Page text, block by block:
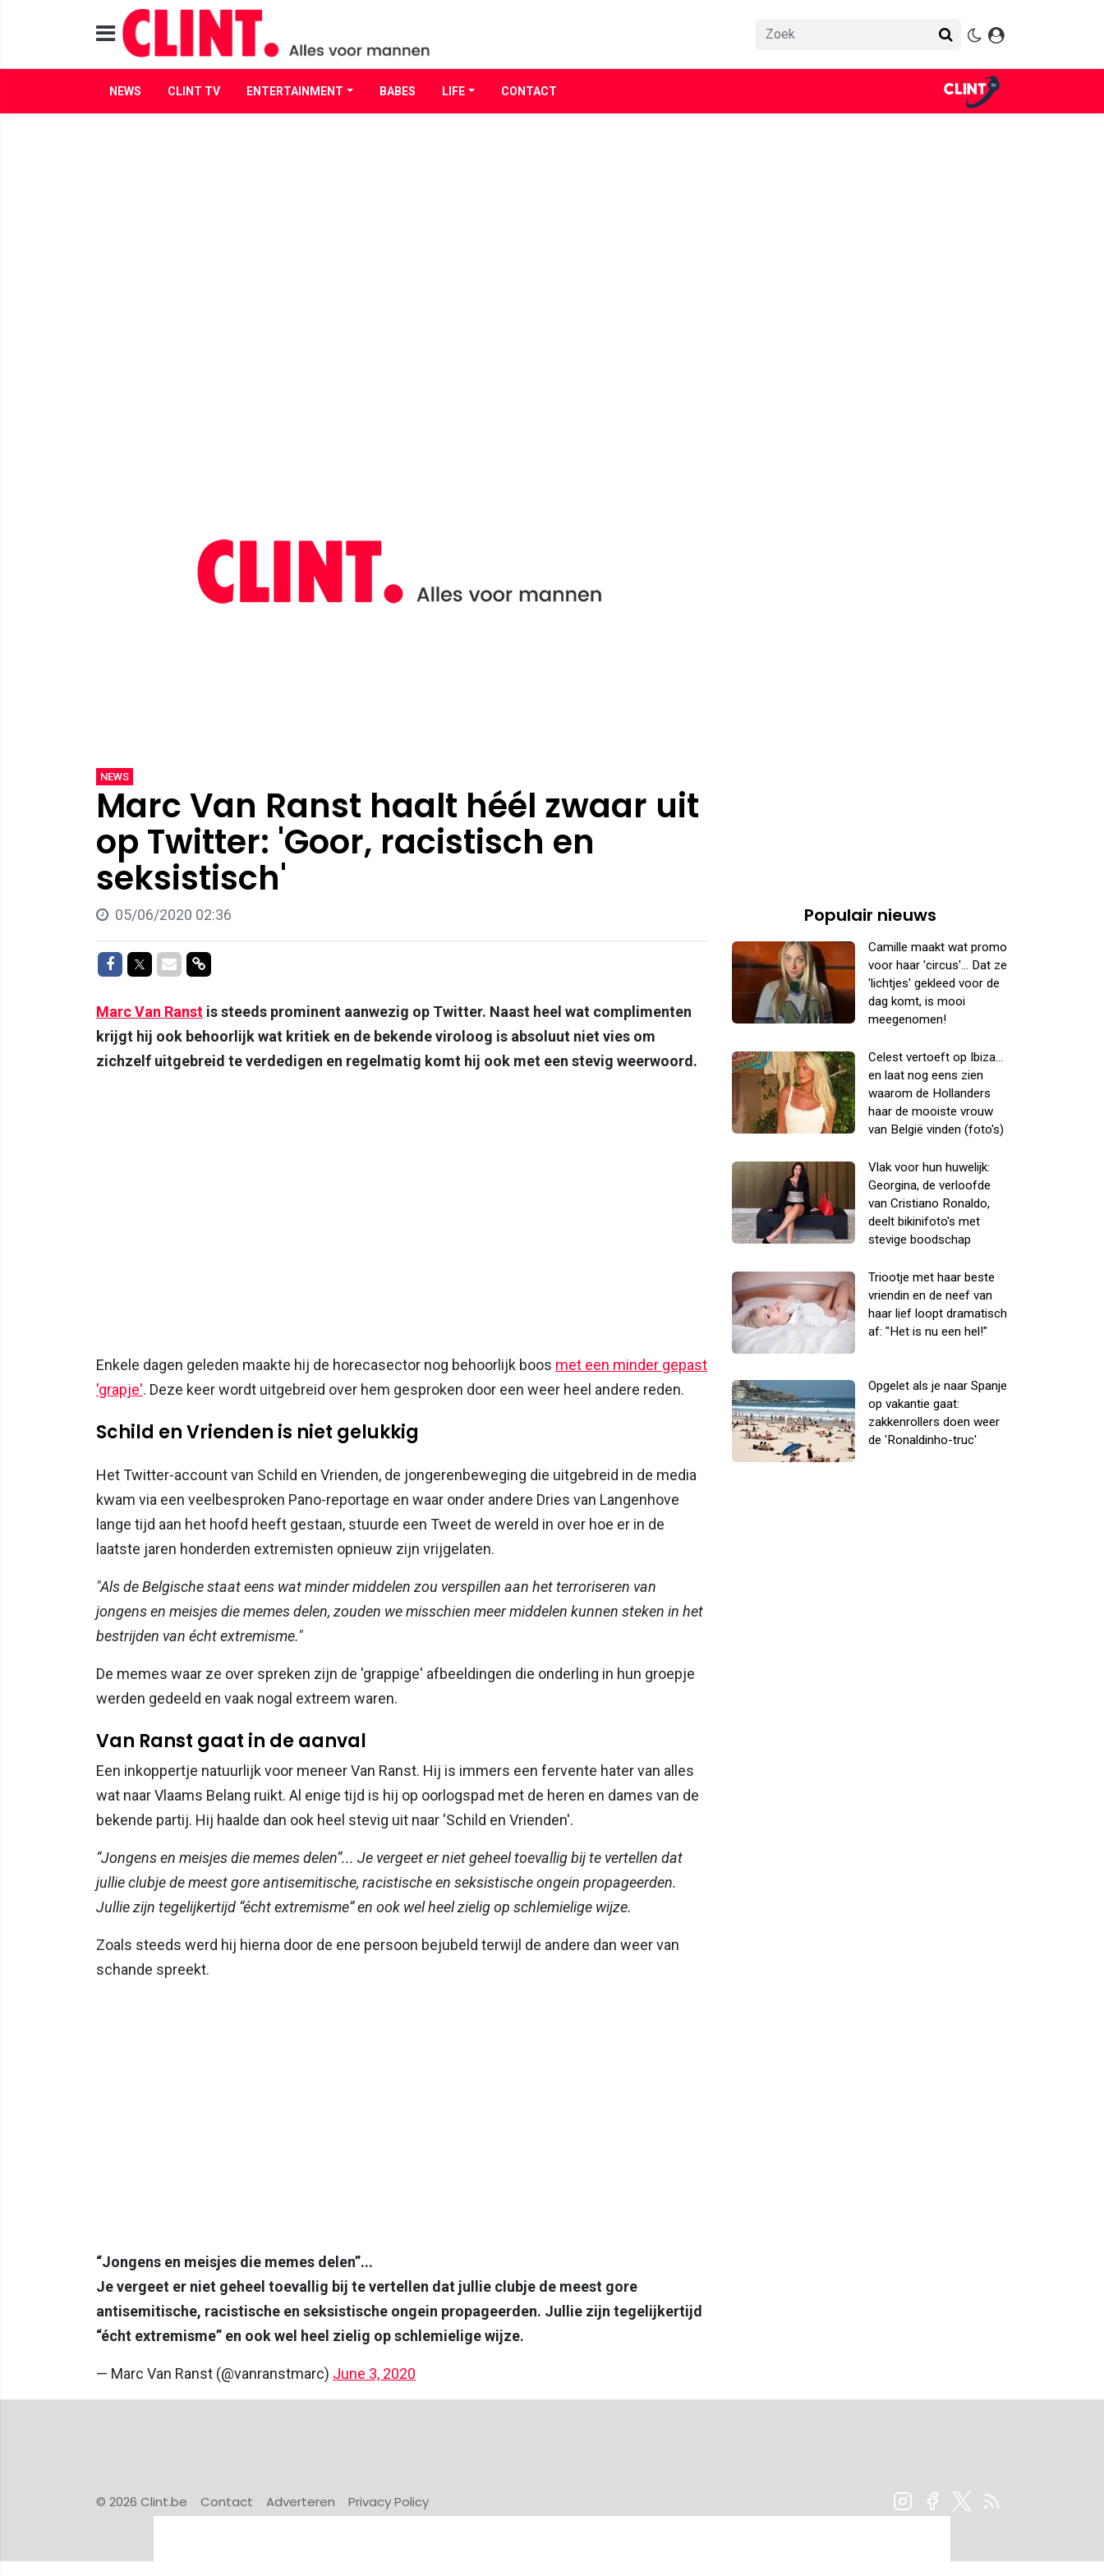
NEWS CLINT TV ENTERTAINMENT BABES LIFE CONTACT
NEWS
Marc Van Ranst haalt héél zwaar uit
op Twitter: 'Goor, racistisch en
seksistisch'
05/06/2020 02:36
Delen op Facebook
Delen op Twitter
Delen via Mail
Delen via link
Marc Van Ranst is steeds prominent aanwezig op Twitter. Naast heel wat complimenten
krijgt hij ook behoorlijk wat kritiek en de bekende viroloog is absoluut niet vies om
zichzelf uitgebreid te verdedigen en regelmatig komt hij ook met een stevig weerwoord.
Enkele dagen geleden maakte hij de horecasector nog behoorlijk boos met een minder gepast
'grapje'. Deze keer wordt uitgebreid over hem gesproken door een weer heel andere reden.
Schild en Vrienden is niet gelukkig
Het Twitter-account van Schild en Vrienden, de jongerenbeweging die uitgebreid in de media
kwam via een veelbesproken Pano-reportage en waar onder andere Dries van Langenhove
lange tijd aan het hoofd heeft gestaan, stuurde een Tweet de wereld in over hoe er in de
laatste jaren honderden extremisten opnieuw zijn vrijgelaten.
"Als de Belgische staat eens wat minder middelen zou verspillen aan het terroriseren van
jongens en meisjes die memes delen, zouden we misschien meer middelen kunnen steken in het
bestrijden van écht extremisme."
De memes waar ze over spreken zijn de 'grappige' afbeeldingen die onderling in hun groepje
werden gedeeld en vaak nogal extreem waren.
Van Ranst gaat in de aanval
Een inkoppertje natuurlijk voor meneer Van Ranst. Hij is immers een fervente hater van alles
wat naar Vlaams Belang ruikt. Al enige tijd is hij op oorlogspad met de heren en dames van de
bekende partij. Hij haalde dan ook heel stevig uit naar 'Schild en Vrienden'.
“Jongens en meisjes die memes delen”... Je vergeet er niet geheel toevallig bij te vertellen dat
jullie clubje de meest gore antisemitische, racistische en seksistische ongein propageerden.
Jullie zijn tegelijkertijd “écht extremisme” en ook wel heel zielig op schlemielige wijze.
Zoals steeds werd hij hierna door de ene persoon bejubeld terwijl de andere dan weer van
schande spreekt.
“Jongens en meisjes die memes delen”...
Je vergeet er niet geheel toevallig bij te vertellen dat jullie clubje de meest gore
antisemitische, racistische en seksistische ongein propageerden. Jullie zijn tegelijkertijd
“écht extremisme” en ook wel heel zielig op schlemielige wijze.
— Marc Van Ranst (@vanranstmarc) June 3, 2020
Populair nieuws
Camille maakt wat promo
voor haar 'circus'... Dat ze
'lichtjes' gekleed voor de
dag komt, is mooi
meegenomen!
Celest vertoeft op Ibiza...
en laat nog eens zien
waarom de Hollanders
haar de mooiste vrouw
van België vinden (foto's)
Vlak voor hun huwelijk:
Georgina, de verloofde
van Cristiano Ronaldo,
deelt bikinifoto's met
stevige boodschap
Triootje met haar beste
vriendin en de neef van
haar lief loopt dramatisch
af: "Het is nu een hel!"
Opgelet als je naar Spanje
op vakantie gaat:
zakkenrollers doen weer
de 'Ronaldinho-truc'
© 2026 Clint.be Contact Adverteren Privacy Policy